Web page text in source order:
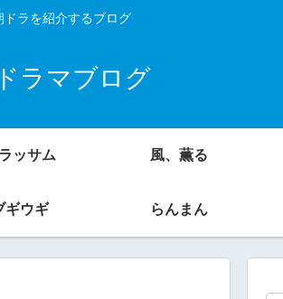
ドラを紹介するブログ
ラマブログ
ッサム 風、薫る
ギウギ らんまん